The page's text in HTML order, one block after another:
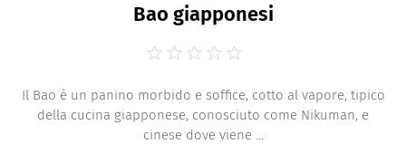
Bao giapponesi
Il Bao è un panino morbido e soffice, cotto al vapore, tipico
della cucina giapponese, conosciuto come Nikuman, e
cinese dove viene ...